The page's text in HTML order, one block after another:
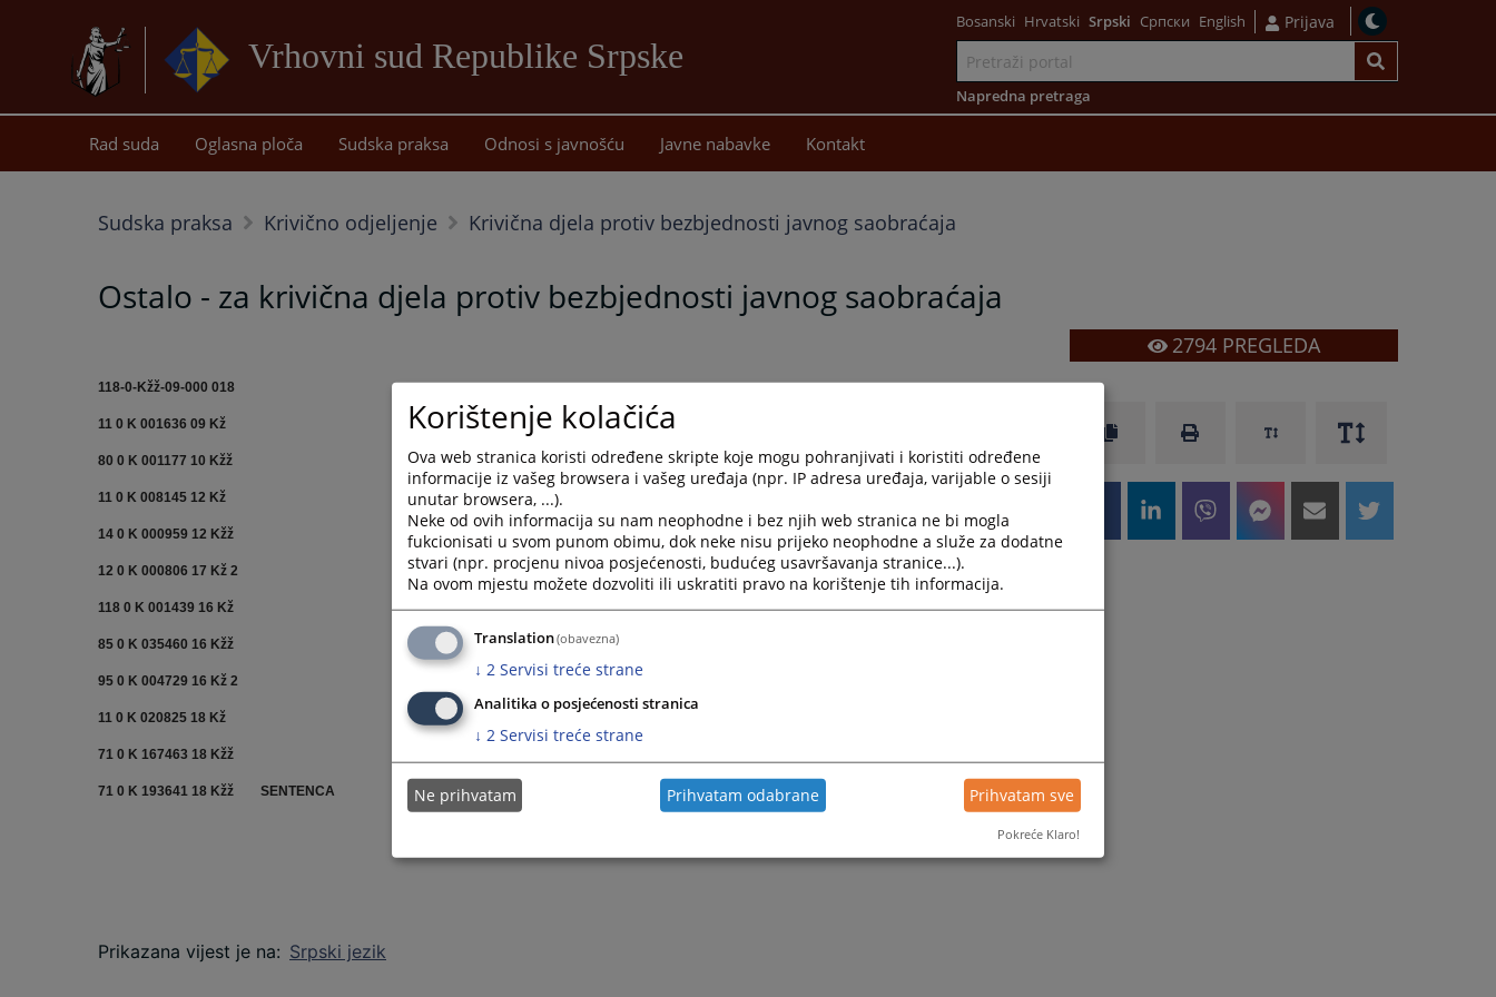
Vrhovni sud Republike Srpske
sadržaj
Bosanski Hrvatski Srpski Српски English Prijava
Napredna pretraga
Rad suda Oglasna ploča Sudska praksa Odnosi s javnošću Javne nabavke Kontakt
Sudska praksa Krivično odjeljenje Krivična djela protiv bezbjednosti javnog saobraćaja
Ostalo - za krivična djela protiv bezbjednosti javnog saobraćaja
118-0-Kžž-09-000 018
11 0 K 001636 09 Kž
80 0 K 001177 10 Kžž
11 0 K 008145 12 Kž
14 0 K 000959 12 Kžž
12 0 K 000806 17 Kž 2
118 0 K 001439 16 Kž
85 0 K 035460 16 Kžž
95 0 K 004729 16 Kž 2
11 0 K 020825 18 Kž
71 0 K 167463 18 Kžž
71 0 K 193641 18 Kžž SENTENCA
Prikazana vijest je na: Srpski jezik
2794PREGLEDA
Korištenje kolačića
Ova web stranica koristi određene skripte koje mogu pohranjivati i koristiti određene
informacije iz vašeg browsera i vašeg uređaja (npr. IP adresa uređaja, varijable o sesiji
unutar browsera, ...).
Neke od ovih informacija su nam neophodne i bez njih web stranica ne bi mogla
fukcionisati u svom punom obimu, dok neke nisu prijeko neophodne a služe za dodatne
stvari (npr. procjenu nivoa posjećenosti, budućeg usavršavanja stranice...).
Na ovom mjestu možete dozvoliti ili uskratiti pravo na korištenje tih informacija.
Translation(obavezna)
↓ 2 Servisi treće strane
Analitika o posjećenosti stranica
↓ 2 Servisi treće strane
Ne prihvatam Prihvatam odabrane Prihvatam sve
Pokreće Klaro!